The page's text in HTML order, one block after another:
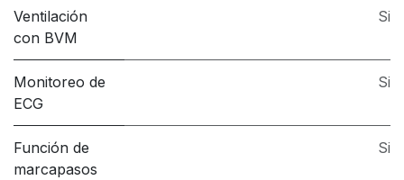
Ventilación
con BVM
Si
Monitoreo de
ECG
Si
Función de
marcapasos
Si